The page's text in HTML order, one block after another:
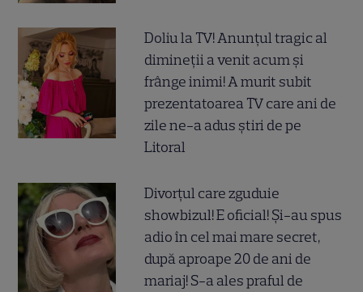
Doliu la TV! Anunțul tragic al
dimineții a venit acum și
frânge inimi! A murit subit
prezentatoarea TV care ani de
zile ne-a adus știri de pe
Litoral
Divorțul care zguduie
showbizul! E oficial! Și-au spus
adio în cel mai mare secret,
după aproape 20 de ani de
mariaj! S-a ales praful de